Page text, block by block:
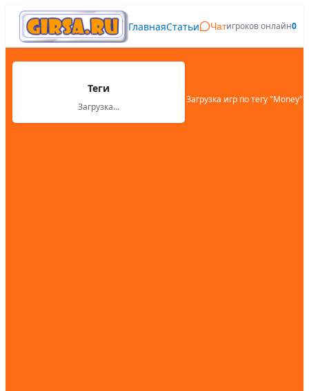
ГлавнаяСтатьи Чатигроков онлайн0
Теги
Загрузка...
Загрузка игр по тегу "Money"...